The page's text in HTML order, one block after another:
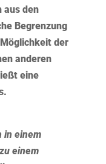
aus den
Begrenzung
der
anderen
eine
in einem
einem